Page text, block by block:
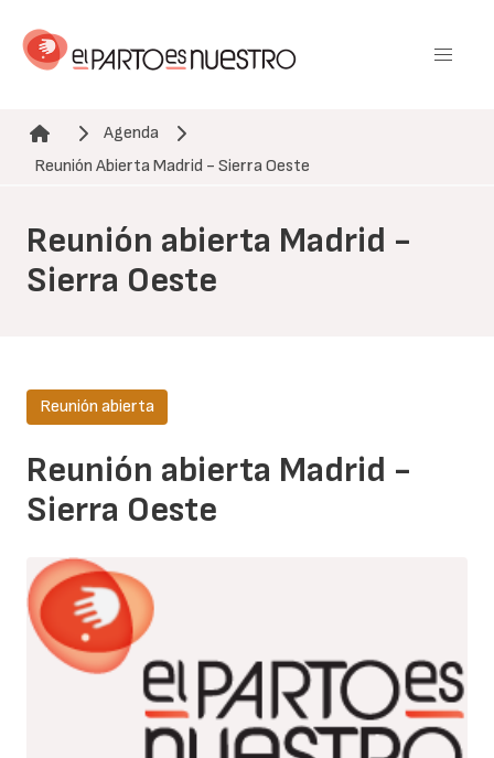
contenido
Ruta de navegación
Agenda
Reunión Abierta Madrid - Sierra Oeste
Reunión abierta Madrid -
Sierra Oeste
Reunión abierta
Reunión abierta Madrid -
Sierra Oeste